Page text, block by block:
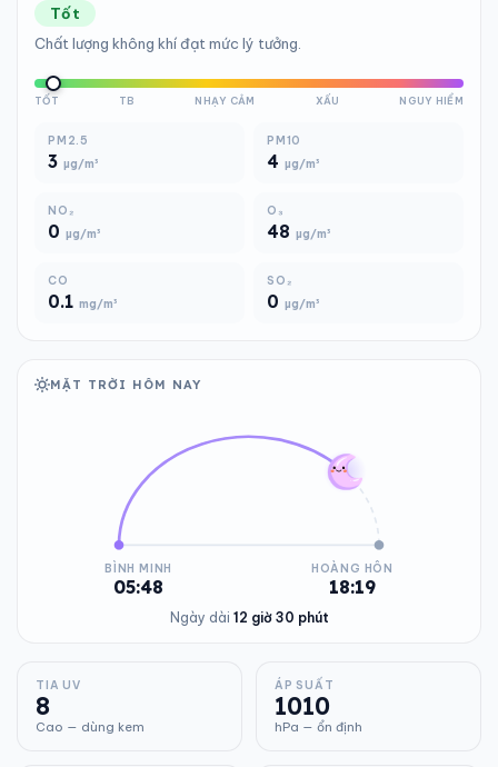
Tốt
Chất lượng không khí đạt mức lý tưởng.
TỐT TB NHẠY CẢM XẤU NGUY HIỂM
PM2.5
3 µg/m³
PM10
4 µg/m³
NO₂
0 µg/m³
O₃
48 µg/m³
CO
0.1 mg/m³
SO₂
0 µg/m³
MẶT TRỜI HÔM NAY
BÌNH MINH
05:48
HOÀNG HÔN
18:19
Ngày dài 12 giờ 30 phút
TIA UV
8
Cao — dùng kem
ÁP SUẤT
1010
hPa — ổn định